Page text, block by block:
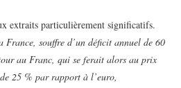
extraits particulièrement significatifs.
France, souffre d’un déficit annuel de 60
au Franc, qui se ferait alors au prix
25 % par rapport à l’euro,